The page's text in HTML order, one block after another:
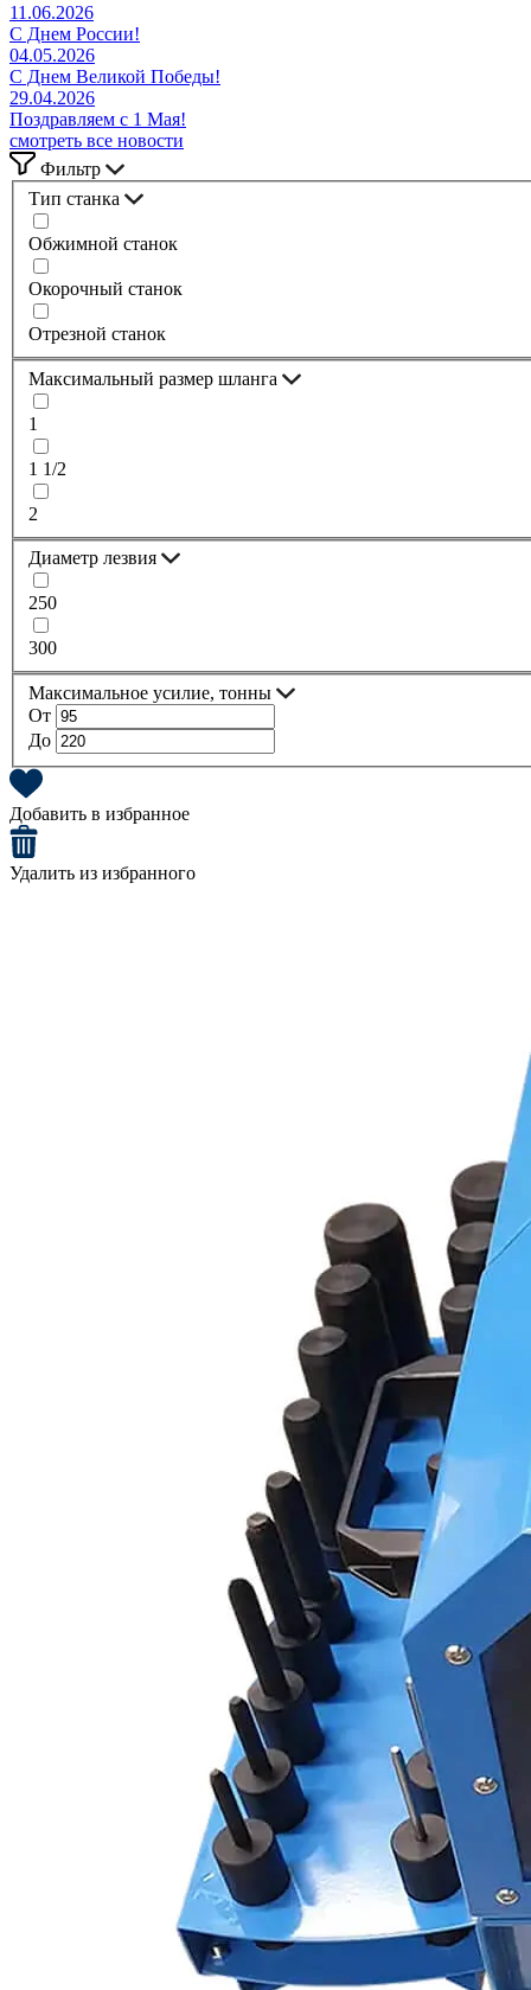
11.06.2026
С Днем России!
04.05.2026
С Днем Великой Победы!
29.04.2026
Поздравляем с 1 Мая!
смотреть все новости
Фильтр
Тип станка
Обжимной станок
Окорочный станок
Отрезной станок
Максимальный размер шланга
1
1 1/2
2
Диаметр лезвия
250
300
Максимальное усилие, тонны
От
До
Добавить в избранное
Удалить из избранного